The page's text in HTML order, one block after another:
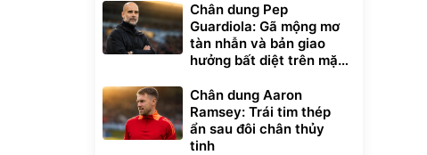
Chân dung Pep
Guardiola: Gã mộng mơ
tàn nhẫn và bản giao
hưởng bất diệt trên mặt
Chân dung Aaron
Ramsey: Trái tim thép
ẩn sau đôi chân thủy
tinh